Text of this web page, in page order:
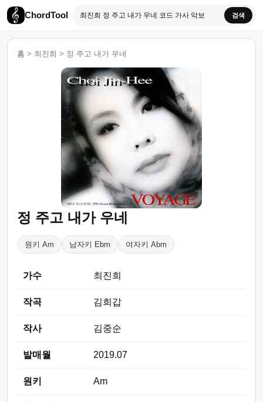
ChordTool 검색
홈 > 최진희 > 정 주고 내가 우네
정 주고 내가 우네
원키 Am 남자키 Ebm 여자키 Abm
가수 최진희
작곡 김희갑
작사 김중순
발매월 2019.07
원키 Am